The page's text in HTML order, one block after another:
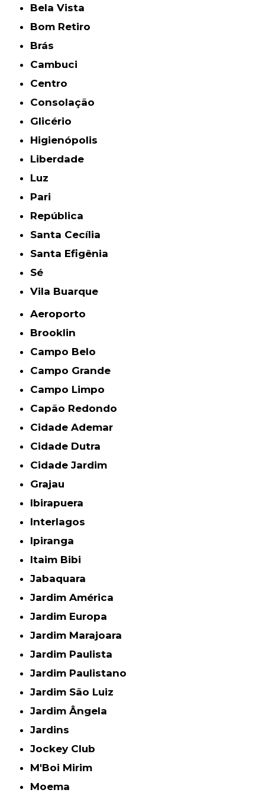
Bela Vista
Bom Retiro
Brás
Cambuci
Centro
Consolação
Glicério
Higienópolis
Liberdade
Luz
Pari
República
Santa Cecília
Santa Efigênia
Sé
Vila Buarque
Aeroporto
Brooklin
Campo Belo
Campo Grande
Campo Limpo
Capão Redondo
Cidade Ademar
Cidade Dutra
Cidade Jardim
Grajau
Ibirapuera
Interlagos
Ipiranga
Itaim Bibi
Jabaquara
Jardim América
Jardim Europa
Jardim Marajoara
Jardim Paulista
Jardim Paulistano
Jardim São Luiz
Jardim Ângela
Jardins
Jockey Club
M'Boi Mirim
Moema